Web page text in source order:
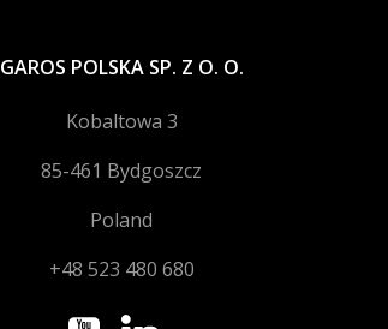
GAROS POLSKA SP. Z O. O.
Kobaltowa 3
85-461 Bydgoszcz
Poland
+48 523 480 680